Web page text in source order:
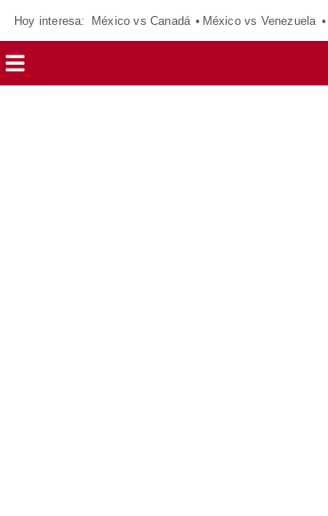
Hoy interesa: México vs Canadá México vs Venezuela